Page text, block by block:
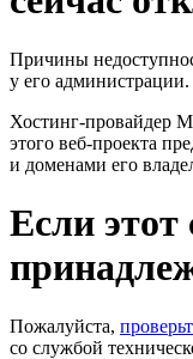
Причины
у его администрации.
Хостинг-провайдер
этого веб-проекта
и доменами его
Если этот
Пожалуйста,
со службой